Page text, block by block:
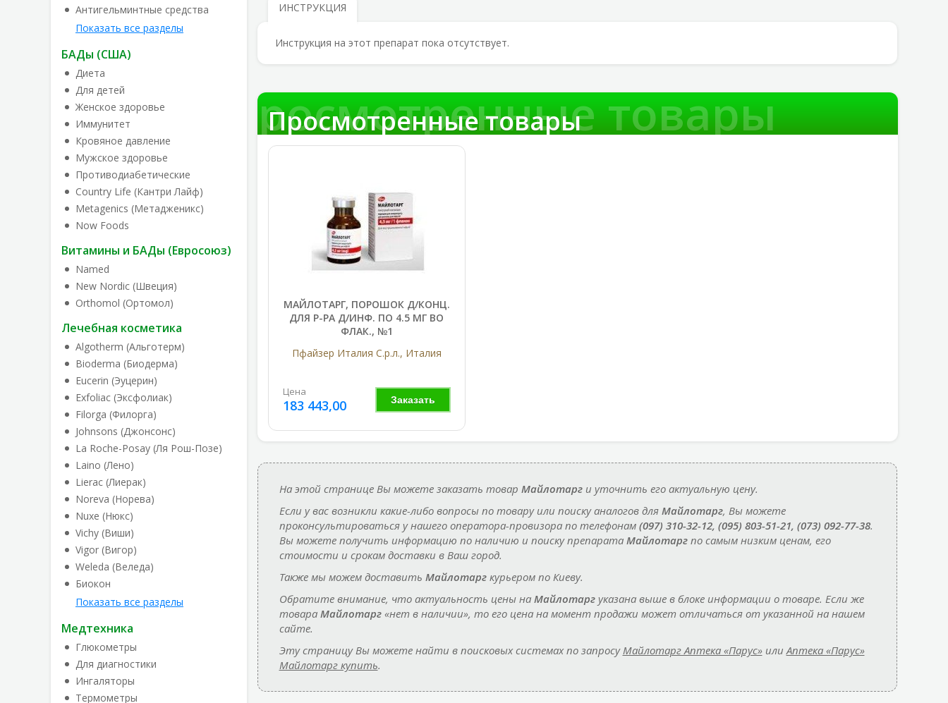
Антигельминтные средства
Показать все разделы
БАДы (США)
Диета
Для детей
Женское здоровье
Иммунитет
Кровяное давление
Мужское здоровье
Противодиабетические
Country Life (Кантри Лайф)
Metagenics (Метадженикс)
Now Foods
Витамины и БАДы (Евросоюз)
Named
New Nordic (Швеция)
Orthomol (Ортомол)
Лечебная косметика
Algotherm (Альготерм)
Bioderma (Биодерма)
Eucerin (Эуцерин)
Exfoliac (Эксфолиак)
Filorga (Филорга)
Johnsons (Джонсонс)
La Roche-Posay (Ля Рош-Позе)
Laino (Лено)
Lierac (Лиерак)
Noreva (Норева)
Nuxe (Нюкс)
Vichy (Виши)
Vigor (Вигор)
Weleda (Веледа)
Биокон
Показать все разделы
Медтехника
Глюкометры
Для диагностики
Ингаляторы
Термометры
ИНСТРУКЦИЯ
Инструкция на этот препарат пока отсутствует.
Просмотренные товары
Просмотренные товары
МАЙЛОТАРГ, ПОРОШОК Д/КОНЦ.
ДЛЯ Р-РА Д/ИНФ. ПО 4.5 МГ ВО
ФЛАК., №1
Пфайзер Италия С.р.л., Италия
Заказать
Цена
183 443,00
На этой странице Вы можете заказать товар Майлотарги уточнить его актуальную цену.
Если у вас возникли какие-либо вопросы по товару или поиску аналогов для Майлотарг, Вы можете
проконсультироваться у нашего оператора-провизора по телефонам (097) 310-32-12, (095) 803-51-21, (073) 092-77-38.
Вы можете получить информацию по наличию и поиску препарата Майлотаргпо самым низким ценам, его
стоимости и срокам доставки в Ваш город.
Также мы можем доставить Майлотаргкурьером по Киеву.
Обратите внимание, что актуальность цены на Майлотаргуказана выше в блоке информации о товаре. Если же
товара Майлотарг«нет в наличии», то его цена на момент продажи может отличаться от указанной на нашем
сайте.
Эту страницу Вы можете найти в поисковых системах по запросу Майлотарг Аптека «Парус»или Аптека «Парус»
Майлотарг купить.